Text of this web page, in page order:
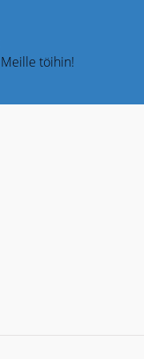
Meille töihin!